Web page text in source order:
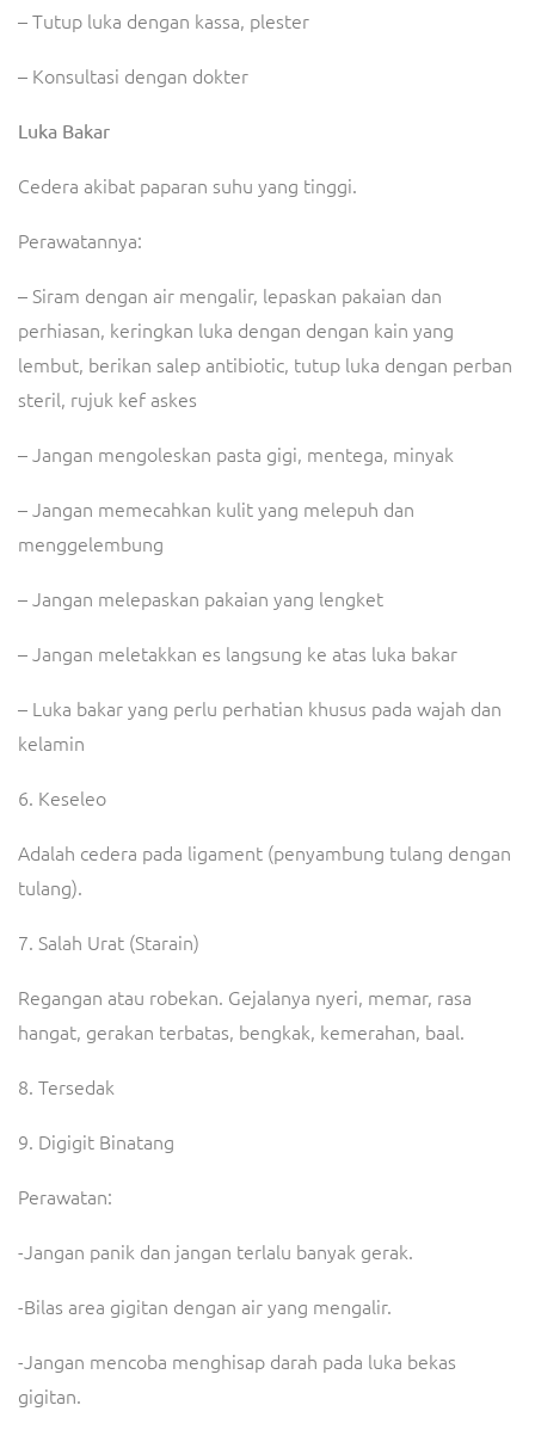
– Tutup luka dengan kassa, plester
– Konsultasi dengan dokter
Luka Bakar
Cedera akibat paparan suhu yang tinggi.
Perawatannya:
– Siram dengan air mengalir, lepaskan pakaian dan
perhiasan, keringkan luka dengan dengan kain yang
lembut, berikan salep antibiotic, tutup luka dengan perban
steril, rujuk kef askes
– Jangan mengoleskan pasta gigi, mentega, minyak
– Jangan memecahkan kulit yang melepuh dan
menggelembung
– Jangan melepaskan pakaian yang lengket
– Jangan meletakkan es langsung ke atas luka bakar
– Luka bakar yang perlu perhatian khusus pada wajah dan
kelamin
6. Keseleo
Adalah cedera pada ligament (penyambung tulang dengan
tulang).
7. Salah Urat (Starain)
Regangan atau robekan. Gejalanya nyeri, memar, rasa
hangat, gerakan terbatas, bengkak, kemerahan, baal.
8. Tersedak
9. Digigit Binatang
Perawatan:
-Jangan panik dan jangan terlalu banyak gerak.
-Bilas area gigitan dengan air yang mengalir.
-Jangan mencoba menghisap darah pada luka bekas
gigitan.